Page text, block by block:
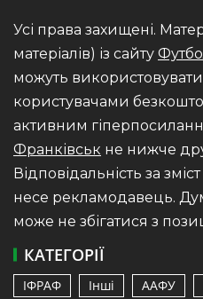
Усі права захищені.
матеріалів) із сайту
можуть
користувачами
активним
Франківськ не нижче
Відповідальність за
несе рекламодавець.
може не збігатися з
КАТЕГОРІЇ
ІФРАФ Інші ААФУ